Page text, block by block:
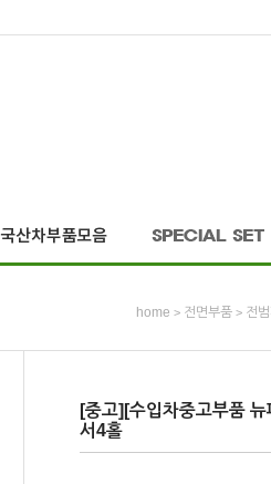
home > 전면부품 > 전
[중고][수입차중고부품
서4홀